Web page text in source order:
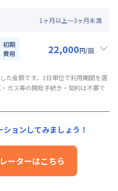
税抜）
用）
(税抜)
1 ヶ月以上～3ヶ月未満
初期
費用
22,000円/回
用）
抜）
た金額です。1日単位で利用期間を選
ガス等の開栓手続き・契約は不要で
ョンしてみましょう！
ーターはこちら